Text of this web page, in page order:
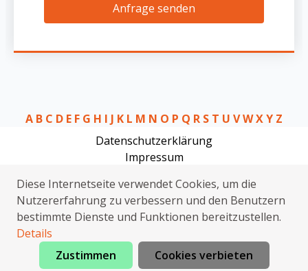
Anfrage senden
A B C D E F G H I J K L M N O P Q R S T U VWXY Z
Datenschutzerklärung
Impressum
Rohrreinigung Zeltingen-Rachtig
Klempner Zeltingen-Rachtig
Sat Installation Zeltingen-Rachtig
Jetzt anrufen
Diese Internetseite verwendet Cookies, um die
Nutzererfahrung zu verbessern und den Benutzern
bestimmte Dienste und Funktionen bereitzustellen.
Details
Zustimmen
Cookies verbieten